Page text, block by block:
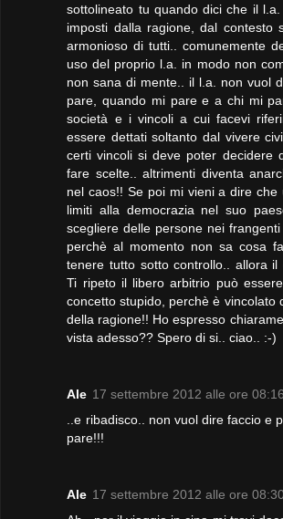
sottolineato tu quando dici che il
imposti dalla ragione, dal contesto
armonioso di tutti.. comunemente
uso del proprio l.a. in modo non
non sana di mente.. il l.a. non vuol
pare, quando mi pare e a chi mi
società e i vincoli a cui facevi
essere dettati soltanto dal vivere
certi vincoli si deve poter decidere
fare scelte.. altrimenti diventa
nel caos!! Se poi mi vieni a dire che
limiti alla democrazia nel suo
scegliere delle persone nei frangenti
perchè al momento non sa cosa
tenere tutto sotto controllo.. allora il
Ti ripeto il libero arbitrio può
concetto stupido, perchè è vincolato
della ragione!! Ho espresso
vista adesso?? Spero di si.. ciao.. :-)
Ale 17 settembre 2012 alle ore 08:16
..e ribadisco.. non vuol dire faccio e
pare!!!
Ale 17 settembre 2012 alle ore